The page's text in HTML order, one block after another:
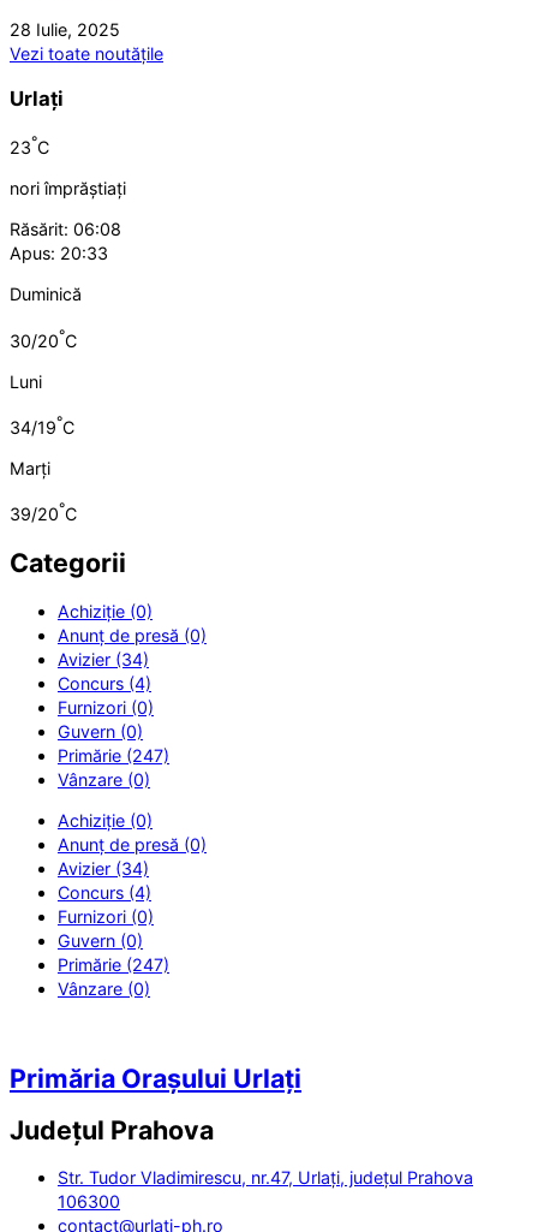
28 Iulie, 2025
Vezi toate noutățile
Urlați
23°C
nori împrăștiați
Răsărit: 06:08
Apus: 20:33
Duminică
30/20°C
Luni
34/19°C
Marți
39/20°C
Categorii
Achiziție (0)
Anunț de presă (0)
Avizier (34)
Concurs (4)
Furnizori (0)
Guvern (0)
Primărie (247)
Vânzare (0)
Achiziție (0)
Anunț de presă (0)
Avizier (34)
Concurs (4)
Furnizori (0)
Guvern (0)
Primărie (247)
Vânzare (0)
Primăria Orașului Urlați
Județul Prahova
Str. Tudor Vladimirescu, nr.47, Urlați, județul Prahova
106300
contact@urlati-ph.ro